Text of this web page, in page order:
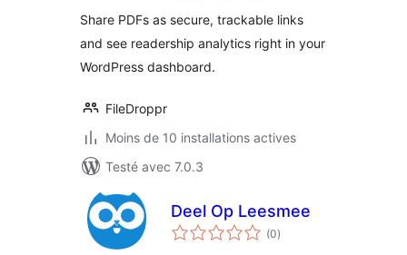
Share PDFs as secure, trackable links
and see readership analytics right in your
WordPress dashboard.
FileDroppr
Moins de 10 installations actives
Testé avec 7.0.3
Deel Op Leesmee
(0notes
en
)